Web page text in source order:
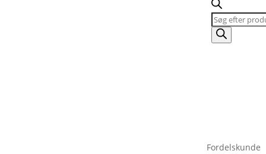
Products
search
Fordelskunde